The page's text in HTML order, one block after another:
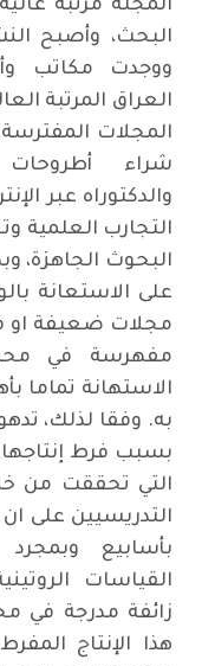
المجلة مرتبة
البحث، وأصبح
ووجدت مكاتب
العراق المرتبة
المجلات
شراء أطروحات
والدكتوراه عبر
التجارب العلمية
البحوث الجاهزة،
على الاستعانة
مجلات ضعيفة او
مفهرسة في
الاستهانة تماما
به. وفقا لذلك،
بسبب فرط إنتاجها
التي تحققت من
التدريسيين على
بأسابيع
القياسات
زائفة مدرجة في
هذا الإنتاج